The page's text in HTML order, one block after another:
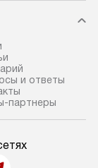
и ответы
партнеры